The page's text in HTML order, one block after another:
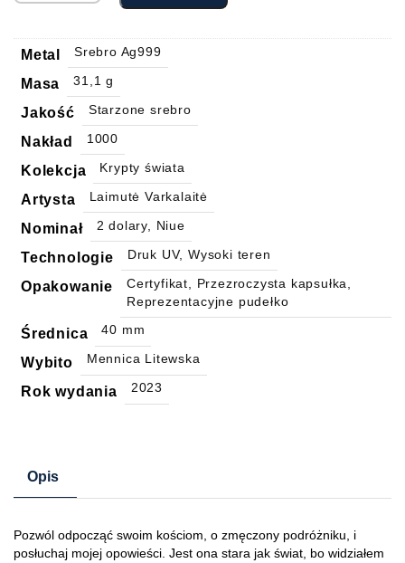
Metal Srebro Ag999
Masa 31,1 g
Jakość Starzone srebro
Nakład 1000
Kolekcja Krypty świata
Artysta Laimutė Varkalaitė
Nominał 2 dolary, Niue
Technologie Druk UV, Wysoki teren
Opakowanie
Certyfikat, Przezroczysta kapsułka,
Reprezentacyjne pudełko
Średnica 40 mm
Wybito Mennica Litewska
Rok wydania 2023
Opis
Pozwól odpocząć swoim kościom, o zmęczony podróżniku, i
posłuchaj mojej opowieści. Jest ona stara jak świat, bo widziałem